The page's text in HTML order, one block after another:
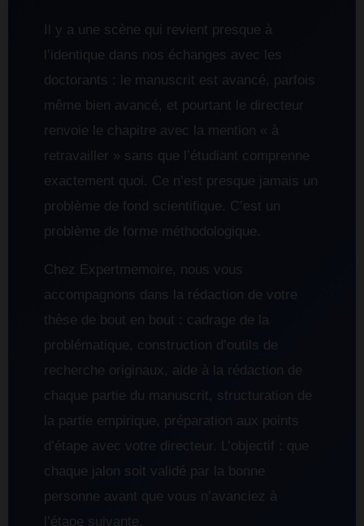
Il y a une scène qui revient presque à
l’identique dans nos échanges avec les
doctorants : le manuscrit est avancé, parfois
même bien avancé, et pourtant le directeur
renvoie le chapitre avec la mention « à
retravailler » sans que l’étudiant comprenne
exactement quoi. Ce n’est presque jamais un
problème de fond scientifique. C’est un
problème de forme méthodologique.
Chez Expertmemoire, nous vous
accompagnons dans la rédaction de votre
thèse de bout en bout : cadrage de la
problématique, construction d’outils de
recherche originaux, aide à la rédaction de
chaque partie du manuscrit, structuration de
la partie empirique, préparation aux points
d’étape avec votre directeur. L’objectif : que
chaque jalon soit validé par la bonne
personne avant que vous n’avanciez à
l’étape suivante.